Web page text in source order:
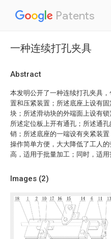
Patents
一种连续打孔夹具
Abstract
本发明公开了一种连续打孔夹具
置和压紧装置；所述底座上设有
块；所述滑动块的外端面上设有
所述定位板上开有通孔；所述通
销；所述底座的一端设有夹紧装
操作简单方便，大大降低了工人
高，适用于批量加工；同时，适用
Images (2)